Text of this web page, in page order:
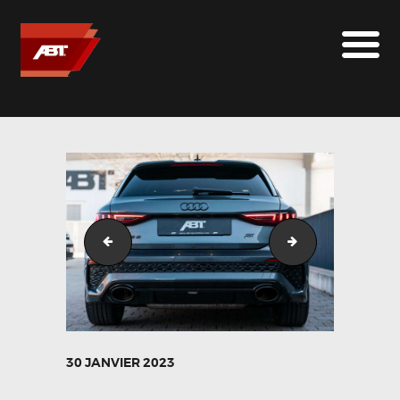
ABT SPORTSLINE FRANCE
MARQUES
LE SUR-MESURE
ABT
CONTACT
RS3_Daytona_Grau-7
30 JANVIER 2023